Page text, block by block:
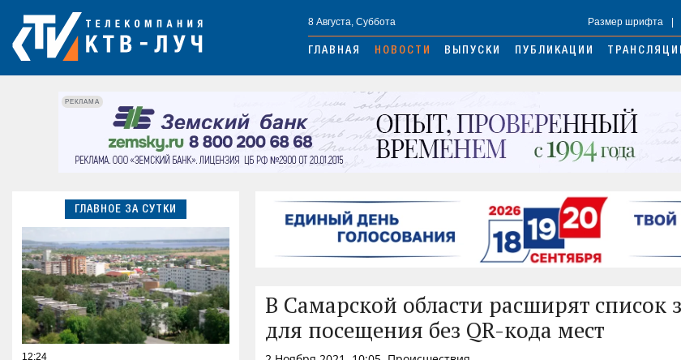
8 Августа, Суббота Размер шрифта
ГЛАВНАЯ НОВОСТИ ВЫПУСКИ ПУБЛИКАЦИИ
РЕКЛАМА
ГЛАВНОЕ ЗА СУТКИ
12:24
В Самарской области расширят список
для посещения без QR-кода мест